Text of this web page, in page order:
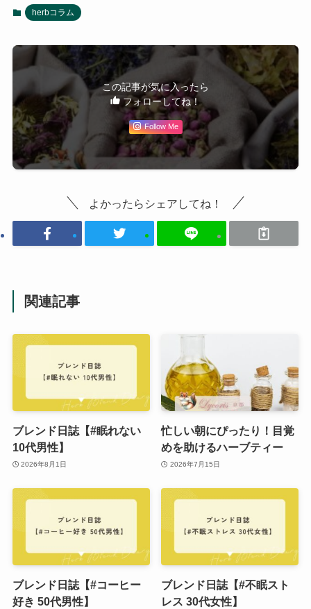
herbコラム
この記事が気に入ったら
フォローしてね！
Follow Me
よかったらシェアしてね！
関連記事
ブレンド日誌【#眠れない
10代男性】
2026年8月1日
忙しい朝にぴったり！目覚
めを助けるハーブティー
2026年7月15日
ブレンド日誌【#コーヒー
好き 50代男性】
ブレンド日誌【#不眠スト
レス 30代女性】